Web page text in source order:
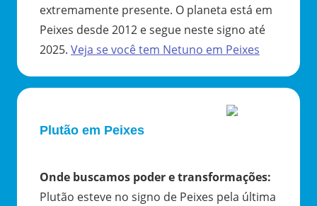
extremamente presente. O planeta está em
Peixes desde 2012 e segue neste signo até
2025. Veja se você tem Netuno em Peixes
Plutão em Peixes
Onde buscamos poder e transformações:
Plutão esteve no signo de Peixes pela última